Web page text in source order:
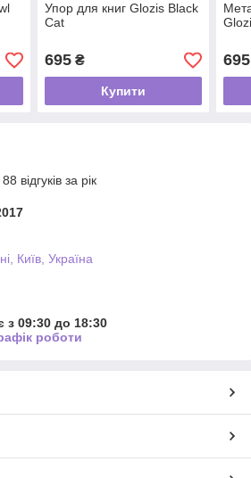
Упор для книг Glozis Black
Cat
695₴
Купити
695
відгуків за рік
Київ, Україна
з 09:30 до 18:30
роботи